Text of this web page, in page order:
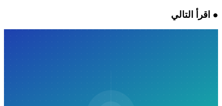
●اقرأ التالي